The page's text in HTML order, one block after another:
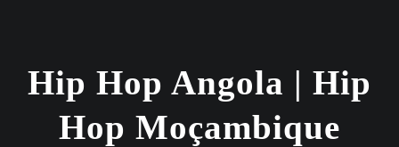
Hip Hop Angola | Hip
Hop Moçambique